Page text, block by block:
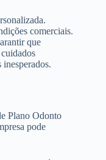
comerciais.
que
Plano Odonto
pode